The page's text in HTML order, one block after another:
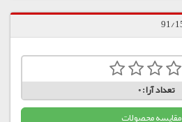
تعداد آرا:0
مقایسه محصولات